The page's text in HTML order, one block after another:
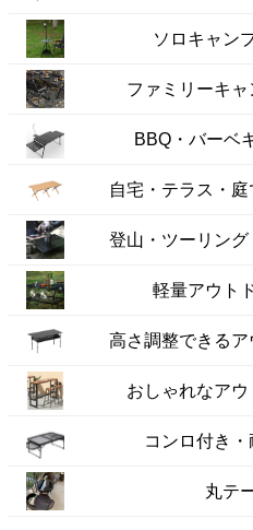
ソロキャン
ファミリーキ
BBQ・バーベ
自宅・テラス・
登山・ツーリン
軽量アウト
高さ調整できる
おしゃれなア
コンロ付き
丸テ